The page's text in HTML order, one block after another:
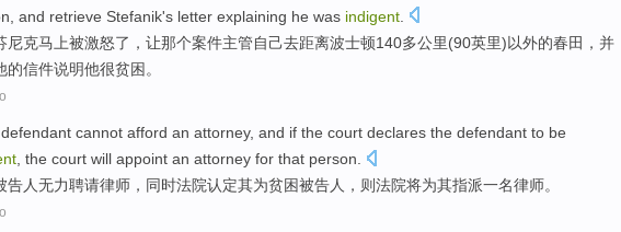
and retrieve Stefanik's letter explaining he was indigent
尼克马上被激怒了， 让那个案件主管自己去距离波士顿140多公里(90英里)以外的春田， 并
的信件说明他很贫困。
defendant cannot afford an attorney, and if the court declares the defendant to be
, the court will appoint an attorney for that person.
告人无力聘请律师 ， 同时法院认定其为贫困被告人，则法院将为其指派一名律师。